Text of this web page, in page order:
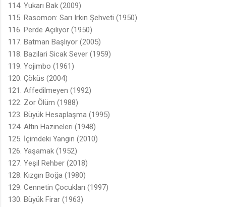
114. Yukarı Bak (2009)
115. Rasomon: Sarı Irkın Şehveti (1950)
116. Perde Açılıyor (1950)
117. Batman Başlıyor (2005)
118. Bazilari Sicak Sever (1959)
119. Yojimbo (1961)
120. Çöküs (2004)
121. Affedilmeyen (1992)
122. Zor Ölüm (1988)
123. Büyük Hesaplaşma (1995)
124. Altın Hazineleri (1948)
125. İçimdeki Yangın (2010)
126. Yaşamak (1952)
127. Yeşil Rehber (2018)
128. Kızgın Boğa (1980)
129. Cennetin Çocukları (1997)
130. Büyük Firar (1963)